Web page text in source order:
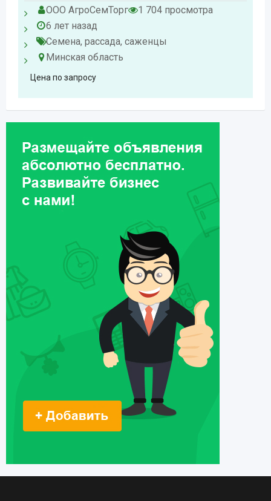
ООО АгроСемТорг
1 704 просмотра
6 лет назад
Семена, рассада, саженцы
Минская область
Цена по запросу